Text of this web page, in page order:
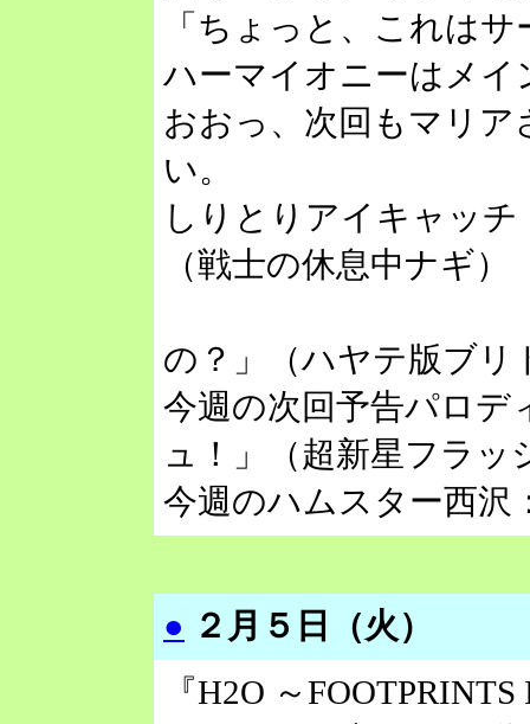
「ちょっと、これは
ハーマイオニーはメ
おおっ、次回もマリ
い。
しりとりアイキャッ
（戦士の休息中ナギ）
の？」（ハヤテ版ブリ
今週の次回予告パロデ
ュ！」（超新星フラッ
今週のハムスター西沢
● ２月５日（火）
『H2O ～